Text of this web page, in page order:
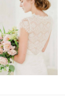
ューズブラン
ムも取り扱って
目指すすべて